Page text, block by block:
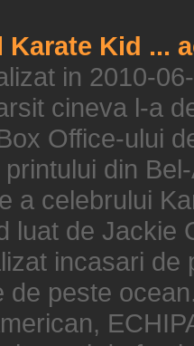
Karate Kid ...
in 2010-
cineva l-a
Office-ului
din
a celebrului
luat de Jackie
incasari
de peste